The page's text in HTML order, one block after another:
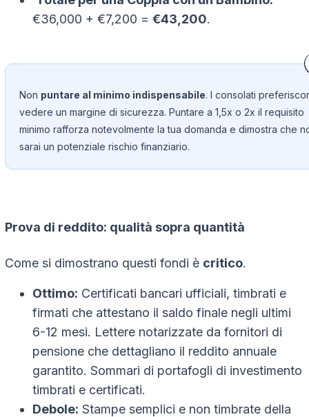
€36,000 + €7,200 = €43,200.
Non puntare al minimo indispensabile. I consolati
vedere un margine di sicurezza. Puntare a 1,5x o 2x il requisito
minimo rafforza notevolmente la tua domanda e dimostra che
sarai un potenziale rischio finanziario.
Prova di reddito: qualità sopra quantità
Come si dimostrano questi fondi è critico.
Ottimo: Certificati bancari ufficiali, timbrati e
firmati che attestano il saldo finale negli ultimi
6-12 mesi. Lettere notarizzate da fornitori di
pensione che dettagliano il reddito annuale
garantito. Sommari di portafogli di investimento
timbrati e certificati.
Debole: Stampe semplici e non timbrate della